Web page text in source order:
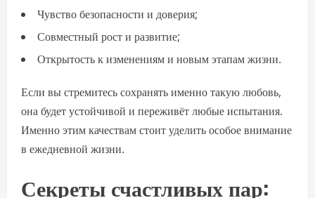
Чувство безопасности и доверия;
Совместный рост и развитие;
Открытость к изменениям и новым этапам жизни.
Если вы стремитесь сохранять именно такую любовь,
она будет устойчивой и переживёт любые испытания.
Именно этим качествам стоит уделить особое внимание
в ежедневной жизни.
Секреты счастливых пар: